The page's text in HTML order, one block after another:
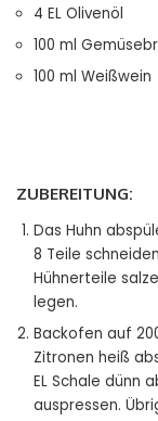
4 EL Olivenöl
100 ml
100 ml Weißwein
ZUBEREITUNG:
Das Huhn
8 Teile
Hühnerteile
legen.
Backofen auf
Zitronen heiß
EL Schale dünn
auspressen.